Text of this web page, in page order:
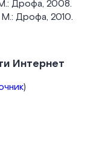
Дрофа, 2008.
Дрофа, 2010.
Интернет
)